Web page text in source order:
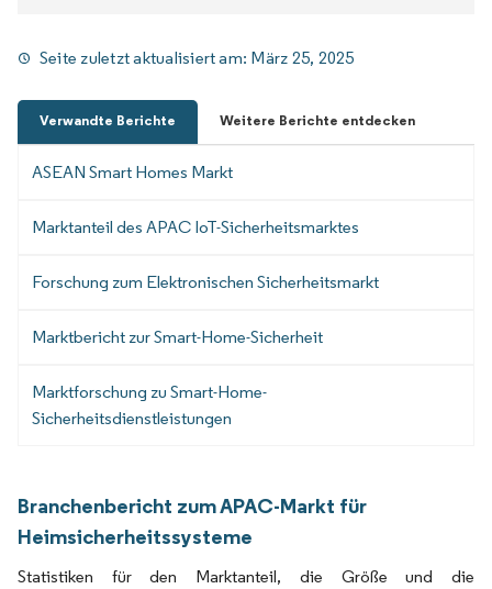
Seite zuletzt aktualisiert am: März 25, 2025
Verwandte Berichte Weitere Berichte entdecken
ASEAN Smart Homes Markt
Marktanteil des APAC IoT-Sicherheitsmarktes
Forschung zum Elektronischen Sicherheitsmarkt
Marktbericht zur Smart-Home-Sicherheit
Marktforschung zu Smart-Home-
Sicherheitsdienstleistungen
Branchenbericht zum APAC-Markt für
Heimsicherheitssysteme
Statistiken für den Marktanteil, die Größe und die